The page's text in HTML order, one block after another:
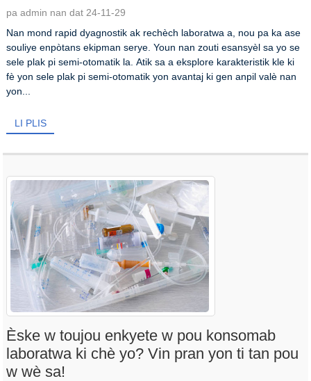
pa admin nan dat 24-11-29
Nan mond rapid dyagnostik ak rechèch laboratwa a, nou pa ka ase
souliye enpòtans ekipman serye. Youn nan zouti esansyèl sa yo se
sele plak pi semi-otomatik la. Atik sa a eksplore karakteristik kle ki
fè yon sele plak pi semi-otomatik yon avantaj ki gen anpil valè nan
yon...
LI PLIS
Èske w toujou enkyete w pou konsomab
laboratwa ki chè yo? Vin pran yon ti tan pou
w wè sa!